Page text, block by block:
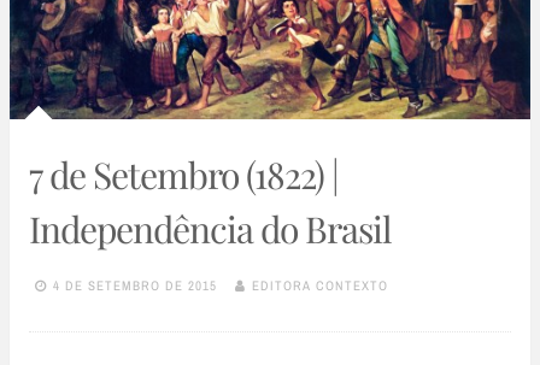
7 de Setembro (1822) |
Independência do Brasil
4 DE SETEMBRO DE 2015 EDITORA CONTEXTO